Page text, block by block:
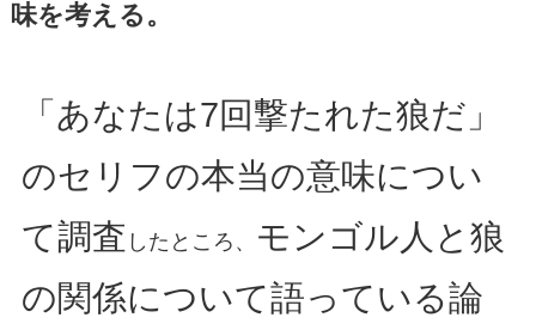
味を考える。
「あなたは7回撃たれた狼だ」
のセリフの本当の意味につい
て調査 したところ、
モンゴル人と狼
の関係について語っている論